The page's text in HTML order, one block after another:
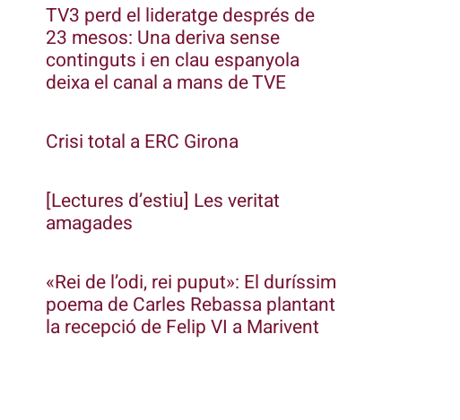
TV3 perd el lideratge després de
23 mesos: Una deriva sense
continguts i en clau espanyola
deixa el canal a mans de TVE
Crisi total a ERC Girona
[Lectures d’estiu] Les veritat
amagades
«Rei de l’odi, rei puput»: El duríssim
poema de Carles Rebassa plantant
la recepció de Felip VI a Marivent